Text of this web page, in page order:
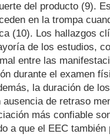
del producto (9).
en la trompa
(10). Los hallazgos
de los estudios,
entre las
durante el examen
la duración de
de retraso
más confiable
a que el EEC